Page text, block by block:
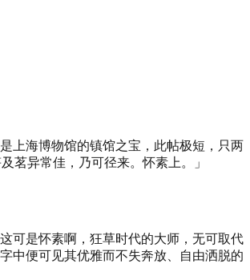
上海博物馆的镇馆之宝，此帖极短，只两
茗异常佳，乃可径来。怀素上。」
可是怀素啊，狂草时代的大师，无可取代
中便可见其优雅而不失奔放、自由洒脱的